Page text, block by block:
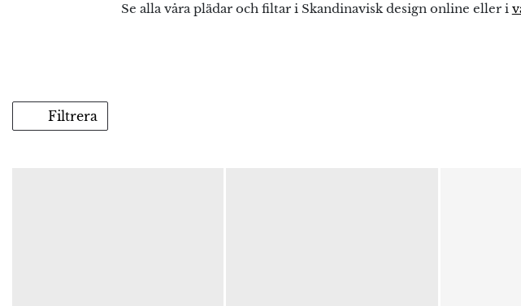
Se alla våra plädar och filtar i Skandinavisk design online eller i
Filtrera